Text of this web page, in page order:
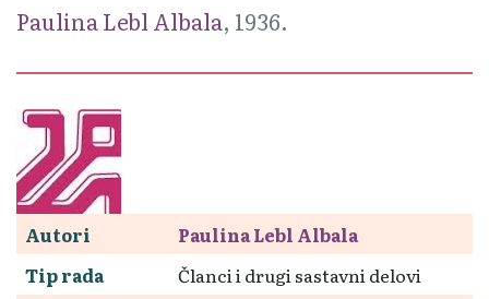
Paulina Lebl Albala, 1936.
Autori
Paulina Lebl Albala
Tip rada
Članci i drugi sastavni delovi